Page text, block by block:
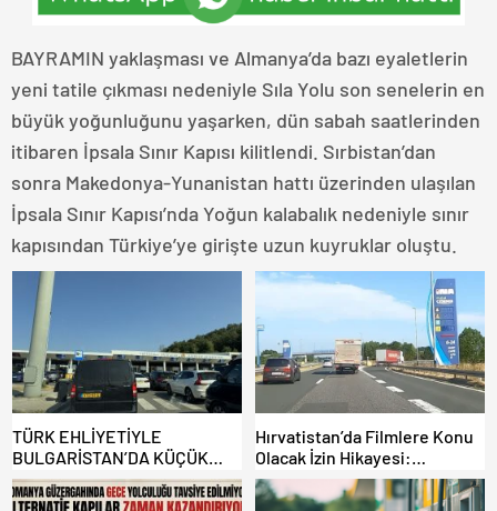
BAYRAMIN yaklaşması ve Almanya’da bazı eyaletlerin
yeni tatile çıkması nedeniyle Sıla Yolu son senelerin en
büyük yoğunluğunu yaşarken, dün sabah saatlerinden
itibaren İpsala Sınır Kapısı kilitlendi. Sırbistan’dan
sonra Makedonya-Yunanistan hattı üzerinden ulaşılan
İpsala Sınır Kapısı’nda Yoğun kalabalık nedeniyle sınır
kapısından Türkiye’ye girişte uzun kuyruklar oluştu.
TÜRK EHLİYETİYLE
BULGARİSTAN’DA KÜÇÜK
HATA, ARACINA 6 AY EL
KONULMASINA YOL AÇTI
Hırvatistan’da Filmlere Konu
Olacak İzin Hikayesi:
Benzinlikte Eşini Unuttu!